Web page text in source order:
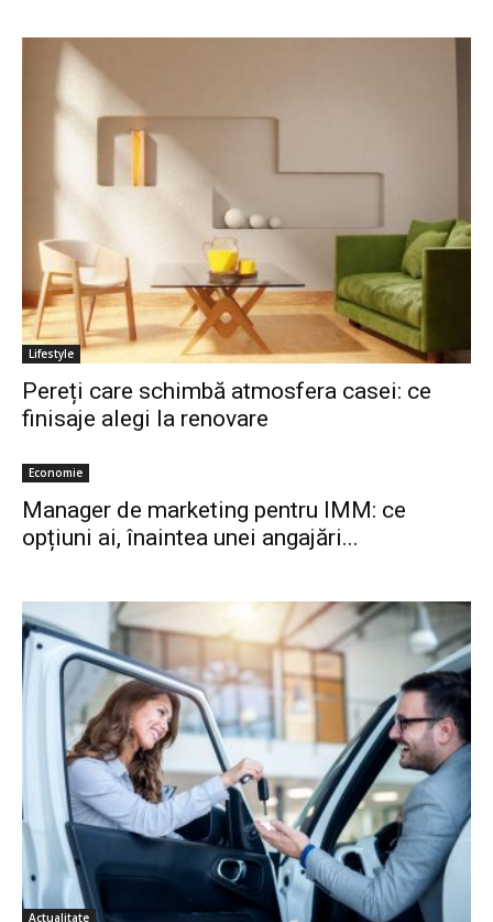
Lifestyle
Pereți care schimbă atmosfera casei: ce
finisaje alegi la renovare
Economie
Manager de marketing pentru IMM: ce
opțiuni ai, înaintea unei angajări...
Actualitate